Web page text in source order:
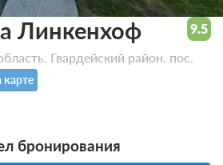
Линкенхоф
Гвардейский район. пос.
карте
бронирования
9.5